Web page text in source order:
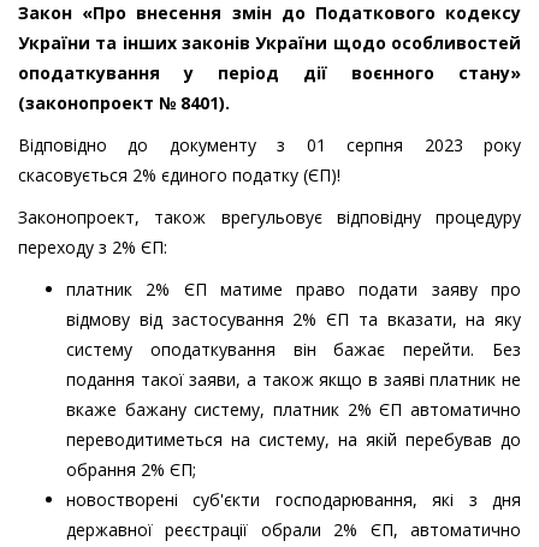
Закон «Про внесення змін до Податкового кодексу
України та інших законів України щодо особливостей
оподаткування у період дії воєнного стану»
(законопроект № 8401).
Відповідно до документу з 01 серпня 2023 року
скасовується 2% єдиного податку (ЄП)!
Законопроект, також врегульовує відповідну процедуру
переходу з 2% ЄП:
платник 2% ЄП матиме право подати заяву про
відмову від застосування 2% ЄП та вказати, на яку
систему оподаткування він бажає перейти. Без
подання такої заяви, а також якщо в заяві платник не
вкаже бажану систему, платник 2% ЄП автоматично
переводитиметься на систему, на якій перебував до
обрання 2% ЄП;
новостворені суб'єкти господарювання, які з дня
державної реєстрації обрали 2% ЄП, автоматично